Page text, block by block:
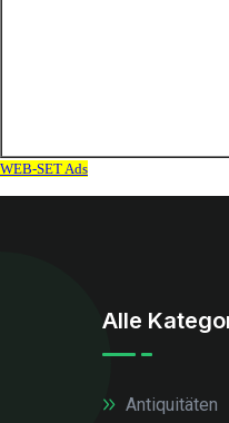
Alle
Antiquitäten